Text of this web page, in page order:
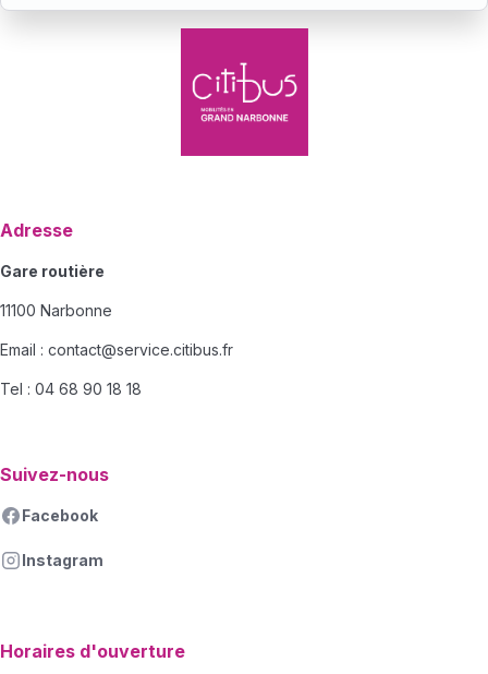
Adresse
Gare routière
11100 Narbonne
Email : contact@service.citibus.fr
Tel : 04 68 90 18 18
Suivez-nous
Facebook
Instagram
Horaires d'ouverture